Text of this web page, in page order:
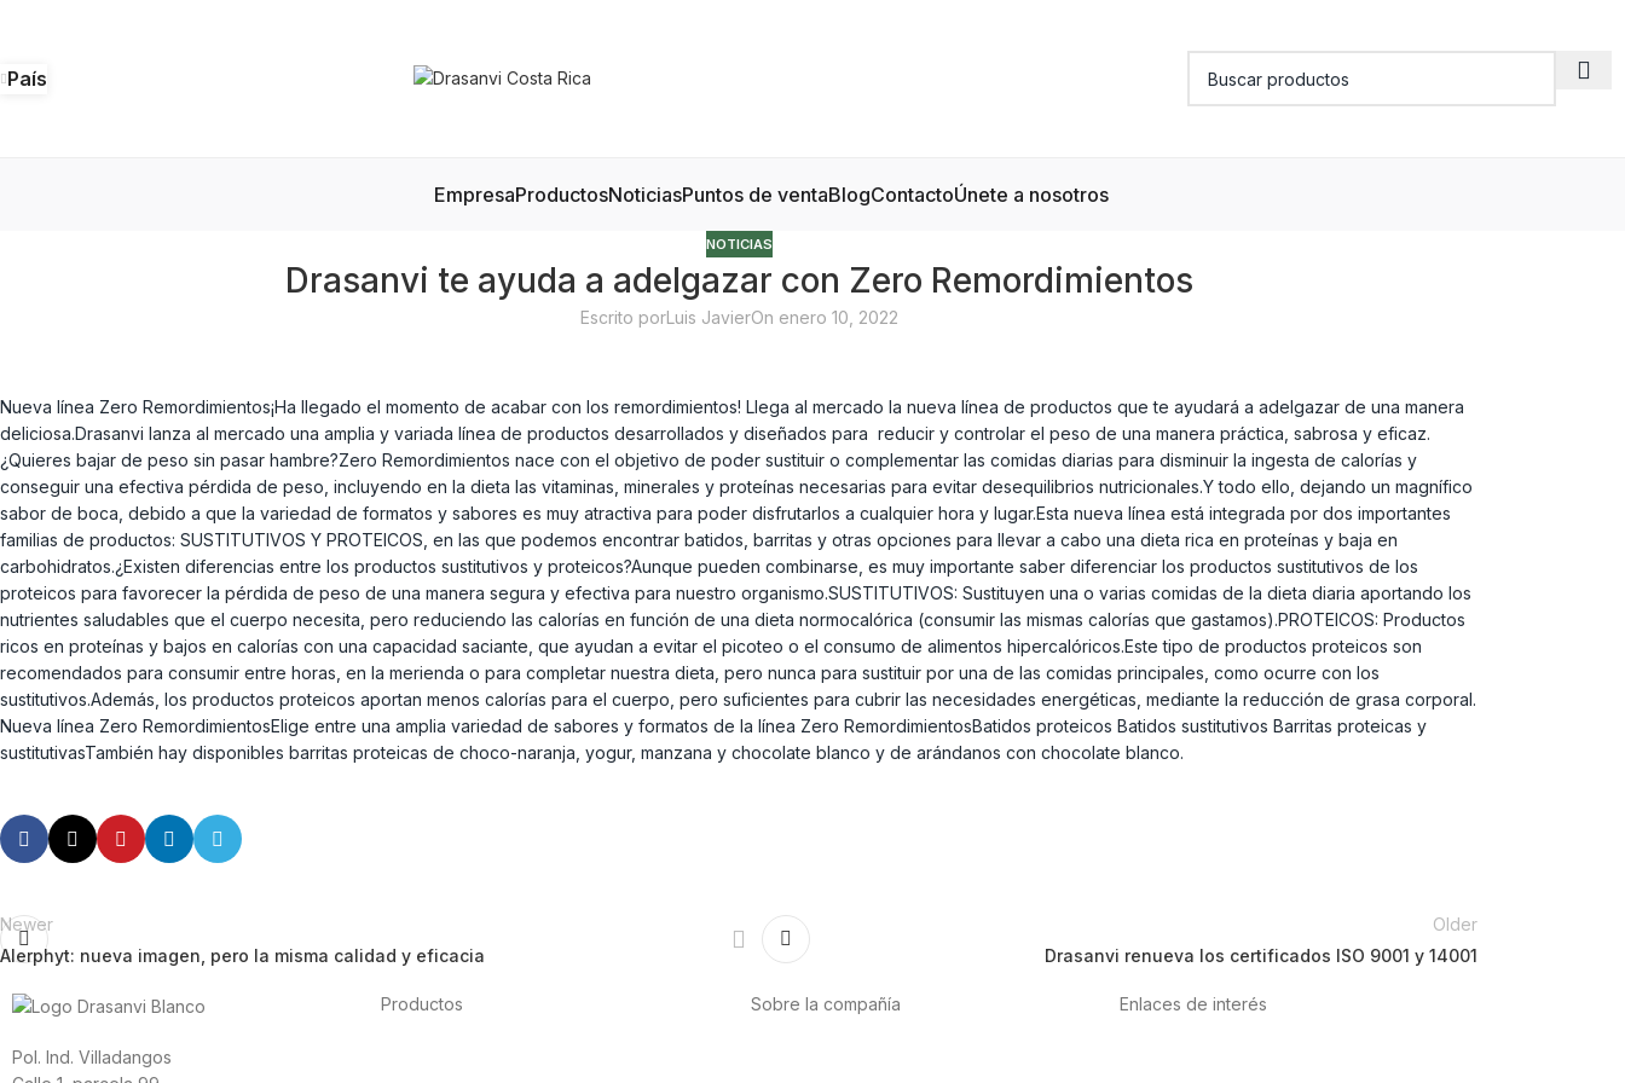
País
EmpresaProductosNoticiasPuntos de ventaBlogContactoÚnete a nosotros
NOTICIAS
Drasanvi te ayuda a adelgazar con Zero Remordimientos
Escrito porLuis JavierOn enero 10, 2022
Nueva línea Zero Remordimientos¡Ha llegado el momento de acabar con los remordimientos! Llega al mercado la nueva línea de productos que te ayudará a adelgazar de una manera
deliciosa.Drasanvi lanza al mercado una amplia y variada línea de productos desarrollados y diseñados para reducir y controlar el peso de una manera práctica, sabrosa y eficaz.
¿Quieres bajar de peso sin pasar hambre?Zero Remordimientos nace con el objetivo de poder sustituir o complementar las comidas diarias para disminuir la ingesta de calorías y
conseguir una efectiva pérdida de peso, incluyendo en la dieta las vitaminas, minerales y proteínas necesarias para evitar desequilibrios nutricionales.Y todo ello, dejando un magnífico
sabor de boca, debido a que la variedad de formatos y sabores es muy atractiva para poder disfrutarlos a cualquier hora y lugar.Esta nueva línea está integrada por dos importantes
familias de productos: SUSTITUTIVOS Y PROTEICOS, en las que podemos encontrar batidos, barritas y otras opciones para llevar a cabo una dieta rica en proteínas y baja en
carbohidratos.¿Existen diferencias entre los productos sustitutivos y proteicos?Aunque pueden combinarse, es muy importante saber diferenciar los productos sustitutivos de los
proteicos para favorecer la pérdida de peso de una manera segura y efectiva para nuestro organismo.SUSTITUTIVOS: Sustituyen una o varias comidas de la dieta diaria aportando los
nutrientes saludables que el cuerpo necesita, pero reduciendo las calorías en función de una dieta normocalórica (consumir las mismas calorías que gastamos).PROTEICOS: Productos
ricos en proteínas y bajos en calorías con una capacidad saciante, que ayudan a evitar el picoteo o el consumo de alimentos hipercalóricos.Este tipo de productos proteicos son
recomendados para consumir entre horas, en la merienda o para completar nuestra dieta, pero nunca para sustituir por una de las comidas principales, como ocurre con los
sustitutivos.Además, los productos proteicos aportan menos calorías para el cuerpo, pero suficientes para cubrir las necesidades energéticas, mediante la reducción de grasa corporal.
Nueva línea Zero RemordimientosElige entre una amplia variedad de sabores y formatos de la línea Zero RemordimientosBatidos proteicos Batidos sustitutivos Barritas proteicas y
sustitutivasTambién hay disponibles barritas proteicas de choco-naranja, yogur, manzana y chocolate blanco y de arándanos con chocolate blanco.
Newer
Alerphyt: nueva imagen, pero la misma calidad y eficacia
Older
Drasanvi renueva los certificados ISO 9001 y 14001
Pol. Ind. Villadangos
Productos Sobre la compañía Enlaces de interés